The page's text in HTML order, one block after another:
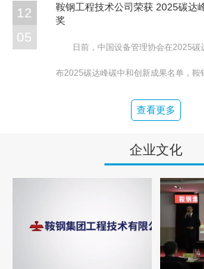
12
05
鞍钢工程技术公司荣获 2025碳达
奖
日前，中国设备管理协会在2025碳
布2025碳达峰碳中和创新成果名单，鞍
查看更多
企业文化